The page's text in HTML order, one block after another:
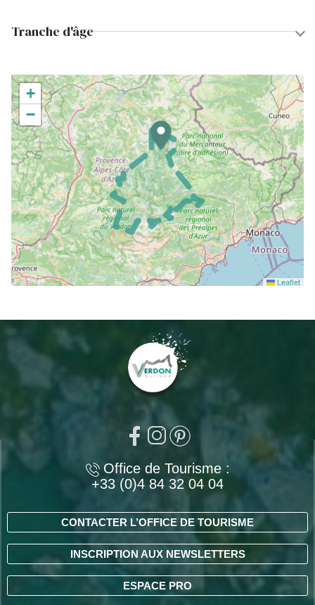
Tranche d'âge
+
−
Leaflet
Office de Tourisme :
+33 (0)4 84 32 04 04
CONTACTER L’OFFICE DE TOURISME
INSCRIPTION AUX NEWSLETTERS
ESPACE PRO